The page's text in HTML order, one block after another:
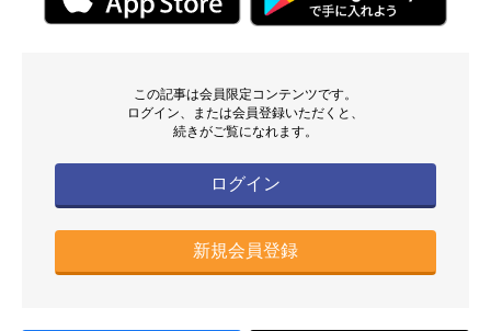
この記事は会員限定コンテンツです。
ログイン、または会員登録いただくと、
続きがご覧になれます。
ログイン
新規会員登録